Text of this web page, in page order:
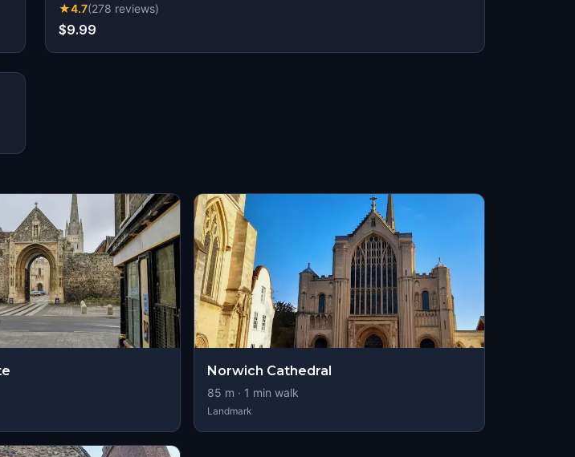
★4.7(278 reviews)
$9.99
Norwich Cathedral
85 m · 1 min walk
Landmark